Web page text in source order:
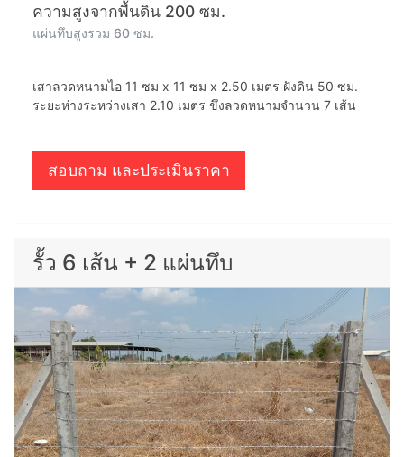
ความสูงจากพื้นดิน 200 ซม.
แผ่นทึบสูงรวม 60 ซม.
เสาลวดหนามไอ 11 ซม x 11 ซม x 2.50 เมตร ฝังดิน 50 ซม.
ระยะห่างระหว่างเสา 2.10 เมตร ขึงลวดหนามจำนวน 7 เส้น
สอบถาม และประเมินราคา
รั้ว 6 เส้น + 2 แผ่นทึบ